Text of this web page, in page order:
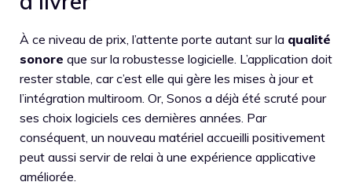
À ce niveau de prix, l’attente porte autant sur la qualité
sonore que sur la robustesse logicielle. L’application doit
rester stable, car c’est elle qui gère les mises à jour et
l’intégration multiroom. Or, Sonos a déjà été scruté pour
ses choix logiciels ces dernières années. Par
conséquent, un nouveau matériel accueilli positivement
peut aussi servir de relai à une expérience applicative
améliorée.